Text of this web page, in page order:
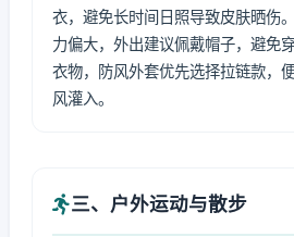
衣，避免长时间日照导致皮肤晒伤
力偏大，外出建议佩戴帽子，避免
衣物，防风外套优先选择拉链款，
风灌入。
三、户外运动与散步